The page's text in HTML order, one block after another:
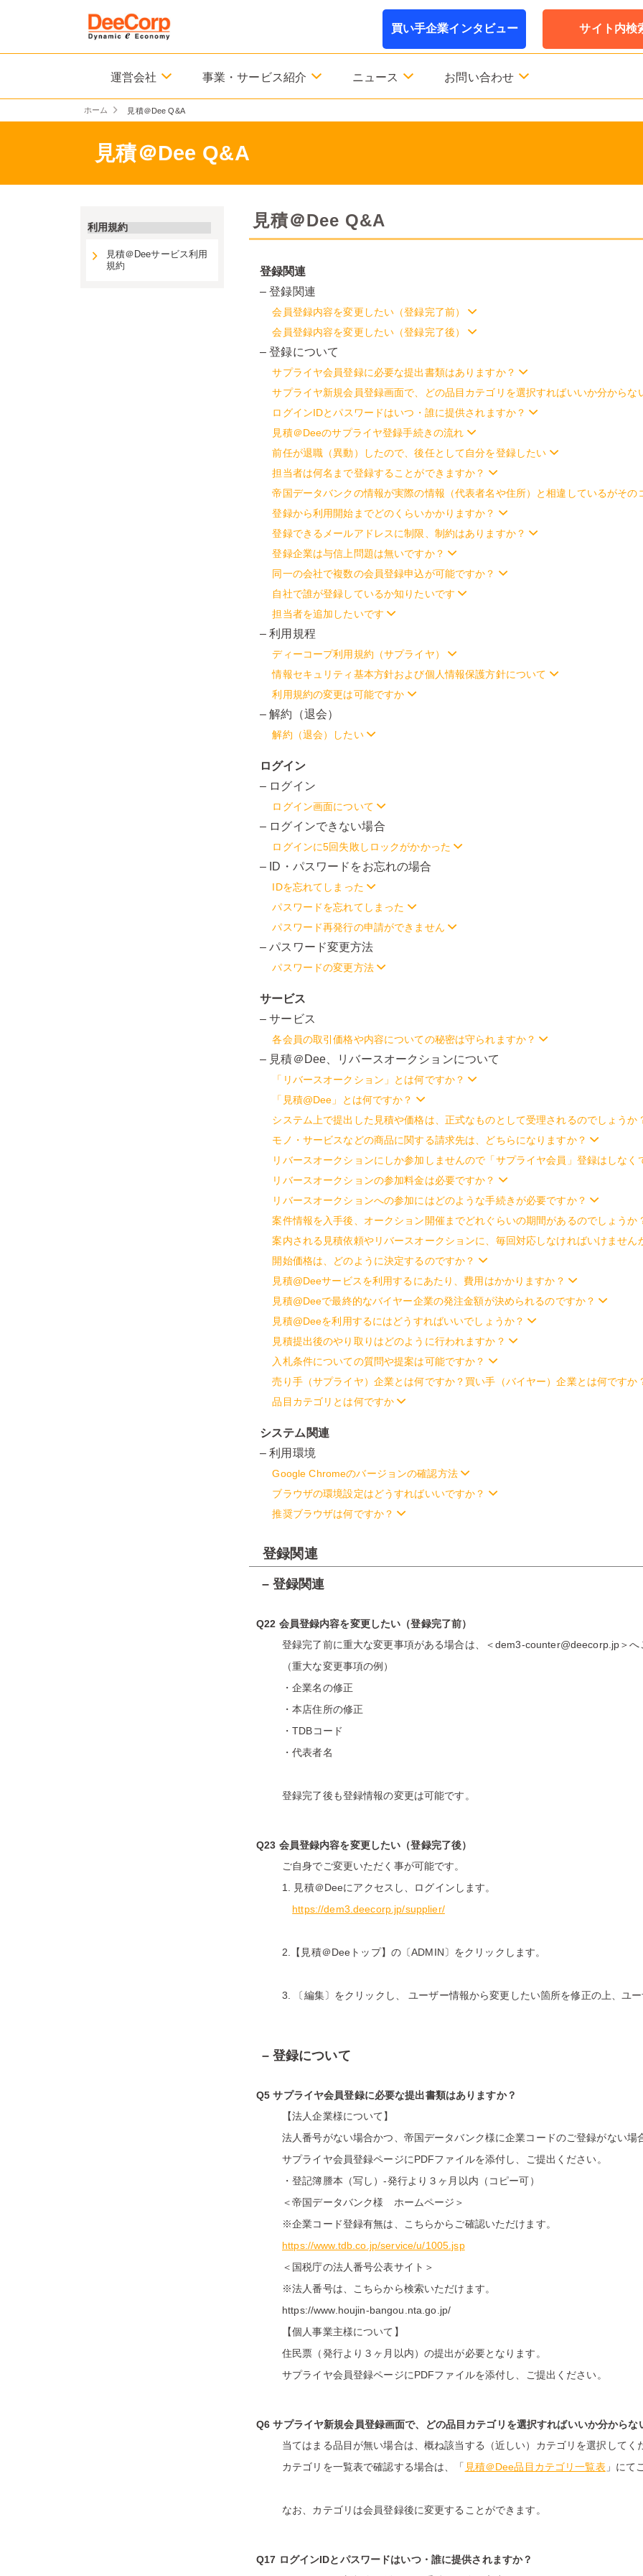
サイト内検
買い手企業インタビュー
運営会社 事業・サービス紹介 ニュース お問い合わせ
ホーム 見積＠Dee Q&A
見積＠Dee Q&A
見積＠Dee Q&A
登録関連
– 登録関連
会員登録内容を変更したい（登録完了前）
会員登録内容を変更したい（登録完了後）
– 登録について
サプライヤ会員登録に必要な提出書類はありますか？
サプライヤ新規会員登録画面で、どの品目カテゴリを選択すればいいか分からな
ログインIDとパスワードはいつ・誰に提供されますか？
見積＠Deeのサプライヤ登録手続きの流れ
前任が退職（異動）したので、後任として自分を登録したい
担当者は何名まで登録することができますか？
帝国データバンクの情報が実際の情報（代表者名や住所）と相違しているがそ
登録から利用開始までどのくらいかかりますか？
登録できるメールアドレスに制限、制約はありますか？
登録企業は与信上問題は無いですか？
同一の会社で複数の会員登録申込が可能ですか？
自社で誰が登録しているか知りたいです
担当者を追加したいです
– 利用規程
ディーコープ利用規約（サプライヤ）
情報セキュリティ基本方針および個人情報保護方針について
利用規約の変更は可能ですか
– 解約（退会）
解約（退会）したい
ログイン
– ログイン
ログイン画面について
– ログインできない場合
ログインに5回失敗しロックがかかった
– ID・パスワードをお忘れの場合
IDを忘れてしまった
パスワードを忘れてしまった
パスワード再発行の申請ができません
– パスワード変更方法
パスワードの変更方法
サービス
– サービス
各会員の取引価格や内容についての秘密は守られますか？
– 見積＠Dee、リバースオークションについて
「リバースオークション」とは何ですか？
「見積@Dee」とは何ですか？
システム上で提出した見積や価格は、正式なものとして受理されるのでしょうか
モノ・サービスなどの商品に関する請求先は、どちらになりますか？
リバースオークションにしか参加しませんので「サプライヤ会員」登録はしなく
リバースオークションの参加料金は必要ですか？
リバースオークションへの参加にはどのような手続きが必要ですか？
案件情報を入手後、オークション開催までどれぐらいの期間があるのでしょうか
案内される見積依頼やリバースオークションに、毎回対応しなければいけません
開始価格は、どのように決定するのですか？
見積@Deeサービスを利用するにあたり、費用はかかりますか？
見積@Deeで最終的なバイヤー企業の発注金額が決められるのですか？
見積@Deeを利用するにはどうすればいいでしょうか？
見積提出後のやり取りはどのように行われますか？
入札条件についての質問や提案は可能ですか？
売り手（サプライヤ）企業とは何ですか？買い手（バイヤー）企業とは何ですか
品目カテゴリとは何ですか
システム関連
– 利用環境
Google Chromeのバージョンの確認方法
ブラウザの環境設定はどうすればいいですか？
推奨ブラウザは何ですか？
登録関連
– 登録関連
Q22 会員登録内容を変更したい（登録完了前）
登録完了前に重大な変更事項がある場合は、＜dem3-counter@deecorp.jp＞へ
（重大な変更事項の例）
・企業名の修正
・本店住所の修正
・TDBコード
・代表者名
登録完了後も登録情報の変更は可能です。
Q23 会員登録内容を変更したい（登録完了後）
ご自身でご変更いただく事が可能です。
1. 見積＠Deeにアクセスし、ログインします。
https://dem3.deecorp.jp/supplier/
2.【見積＠Deeトップ】の〔ADMIN〕をクリックします。
3. 〔編集〕をクリックし、 ユーザー情報から変更したい箇所を修正の上、ユ
– 登録について
Q5 サプライヤ会員登録に必要な提出書類はありますか？
【法人企業様について】
法人番号がない場合かつ、帝国データバンク様に企業コードのご登録がない
サプライヤ会員登録ページにPDFファイルを添付し、ご提出ください。
・登記簿謄本（写し）-発行より３ヶ月以内（コピー可）
＜帝国データバンク様 ホームページ＞
※企業コード登録有無は、こちらからご確認いただけます。
https://www.tdb.co.jp/service/u/1005.jsp
＜国税庁の法人番号公表サイト＞
※法人番号は、こちらから検索いただけます。
https://www.houjin-bangou.nta.go.jp/
【個人事業主様について】
住民票（発行より３ヶ月以内）の提出が必要となります。
サプライヤ会員登録ページにPDFファイルを添付し、ご提出ください。
Q6 サプライヤ新規会員登録画面で、どの品目カテゴリを選択すればいいか分からな
当てはまる品目が無い場合は、概ね該当する（近しい）カテゴリを選択してく
カテゴリを一覧表で確認する場合は、「 見積＠Dee品目カテゴリ一覧表」にて
なお、カテゴリは会員登録後に変更することができます。
Q17 ログインIDとパスワードはいつ・誰に提供されますか？
利用規約
見積＠Deeサービス利用
規約